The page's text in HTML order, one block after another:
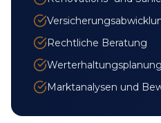
Rechtliche Beratung
Werterhaltungsplanung
Marktanalysen und